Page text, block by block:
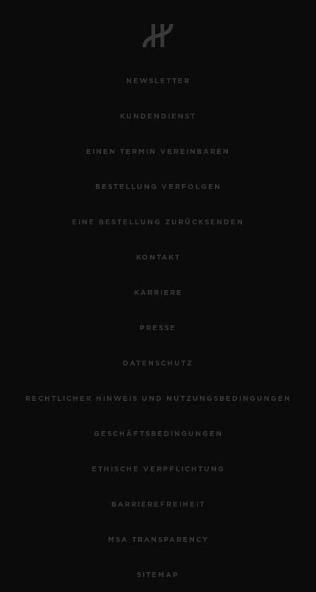
NEWSLETTER
KUNDENDIENST
EINEN TERMIN VEREINBAREN
BESTELLUNG VERFOLGEN
EINE BESTELLUNG ZURÜCKSENDEN
KONTAKT
KARRIERE
PRESSE
DATENSCHUTZ
RECHTLICHER HINWEIS UND NUTZUNGSBEDINGUNGEN
GESCHÄFTSBEDINGUNGEN
ETHISCHE VERPFLICHTUNG
BARRIEREFREIHEIT
MSA TRANSPARENCY
SITEMAP